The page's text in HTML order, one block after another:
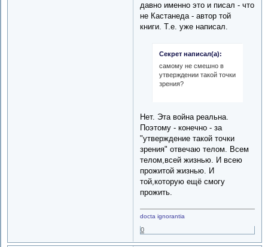
давно именно это и писал - что
не Кастанеда - автор той
книги. Т.е. уже написал.
Секрет написал(а):
самому не смешно в
утверждении такой точки
зрения?
Нет. Эта война реальна.
Поэтому - конечно - за
"утверждение такой точки
зрения" отвечаю телом. Всем
телом,всей жизнью. И всею
прожитой жизнью. И
той,которую ещё смогу
прожить.
docta ignorantia
0